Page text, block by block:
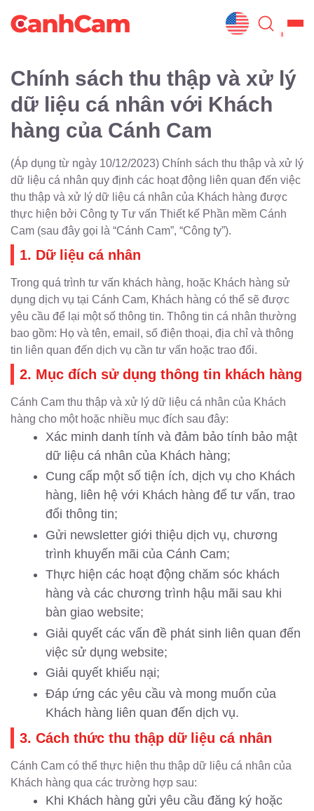
Trang Chủ
Giới Thiệu
Thiết Kế Website
Đã Thiết Kế
Dịch Vụ
Quy Trình
Blog
Chính sách thu thập và xử lý
dữ liệu cá nhân với Khách
hàng của Cánh Cam
(Áp dụng từ ngày 10/12/2023) Chính sách thu thập và xử lý
dữ liệu cá nhân quy định các hoạt động liên quan đến việc
thu thập và xử lý dữ liệu cá nhân của Khách hàng được
thực hiện bởi Công ty Tư vấn Thiết kế Phần mềm Cánh
Cam (sau đây gọi là “Cánh Cam”, “Công ty”).
1. Dữ liệu cá nhân
Trong quá trình tư vấn khách hàng, hoặc Khách hàng sử
dụng dịch vụ tại Cánh Cam, Khách hàng có thể sẽ được
yêu cầu để lại một số thông tin. Thông tin cá nhân thường
bao gồm: Họ và tên, email, số điện thoại, địa chỉ và thông
tin liên quan đến dịch vụ cần tư vấn hoặc trao đổi.
2. Mục đích sử dụng thông tin khách hàng
Cánh Cam thu thập và xử lý dữ liệu cá nhân của Khách
hàng cho một hoặc nhiều mục đích sau đây:
Xác minh danh tính và đảm bảo tính bảo mật
dữ liệu cá nhân của Khách hàng;
Cung cấp một số tiện ích, dịch vụ cho Khách
hàng, liên hệ với Khách hàng để tư vấn, trao
đổi thông tin;
Gửi newsletter giới thiệu dịch vụ, chương
trình khuyến mãi của Cánh Cam;
Thực hiện các hoạt động chăm sóc khách
hàng và các chương trình hậu mãi sau khi
bàn giao website;
Giải quyết các vấn đề phát sinh liên quan đến
việc sử dụng website;
Giải quyết khiếu nại;
Đáp ứng các yêu cầu và mong muốn của
Khách hàng liên quan đến dịch vụ.
3. Cách thức thu thập dữ liệu cá nhân
Cánh Cam có thể thực hiện thu thập dữ liệu cá nhân của
Khách hàng qua các trường hợp sau:
Khi Khách hàng gửi yêu cầu đăng ký hoặc